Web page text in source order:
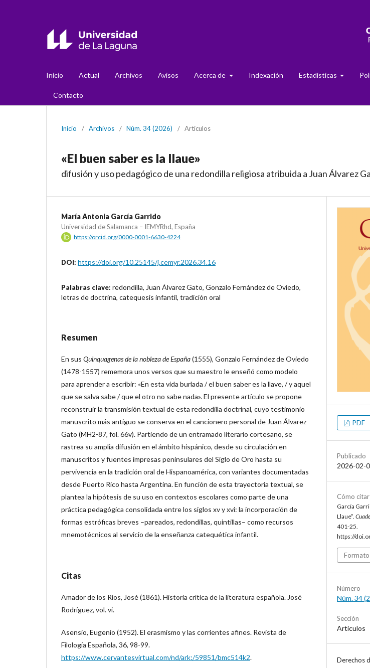
Inicio Actual Archivos Avisos Acerca de Indexación Estadísticas
Contacto
Inicio / Archivos / Núm. 34 (2026) / Artículos
«El buen saber es la llaue»
difusión y uso pedagógico de una redondilla religiosa atribuida a Juan Álvarez
María Antonia García Garrido
Universidad de Salamanca – IEMYRhd, España
https://orcid.org/0000-0001-6630-4224
DOI: https://doi.org/10.25145/j.cemyr.2026.34.16
Palabras clave: redondilla, Juan Álvarez Gato, Gonzalo Fernández de Oviedo,
letras de doctrina, catequesis infantil, tradición oral
Resumen
En sus Quinquagenas de la nobleza de España(1555), Gonzalo Fernández de Oviedo
(1478-1557) rememora unos versos que su maestro le enseñó como modelo
para aprender a escribir: «En esta vida burlada / el buen saber es la llave, / y aquel
que se salva sabe / que el otro no sabe nada». El presente artículo se propone
reconstruir la transmisión textual de esta redondilla doctrinal, cuyo testimonio
manuscrito más antiguo se conserva en el cancionero personal de Juan Álvarez
Gato (MH2-87, fol. 66v). Partiendo de un entramado literario cortesano, se
rastrea su amplia difusión en el ámbito hispánico, desde su circulación en
manuscritos y fuentes impresas peninsulares del Siglo de Oro hasta su
pervivencia en la tradición oral de Hispanoamérica, con variantes documentadas
desde Puerto Rico hasta Argentina. En función de esta trayectoria textual, se
plantea la hipótesis de su uso en contextos escolares como parte de una
práctica pedagógica consolidada entre los siglos xv y xvi: la incorporación de
formas estróficas breves –pareados, redondillas, quintillas– como recursos
mnemotécnicos al servicio de la enseñanza catequética infantil.
Citas
Amador de los Ríos, José (1861). Historia crítica de la literatura española. José
Rodríguez, vol. vi.
Asensio, Eugenio (1952). El erasmismo y las corrientes afines. Revista de
Filología Española, 36, 98-99.
https://www.cervantesvirtual.com/nd/ark:/59851/bmc514k2.
PDF
Publicado
2026-02-
Cómo citar
García
Llaue”.
401-25.
https://
Número
Núm. 34
Sección
Artículos
Derechos